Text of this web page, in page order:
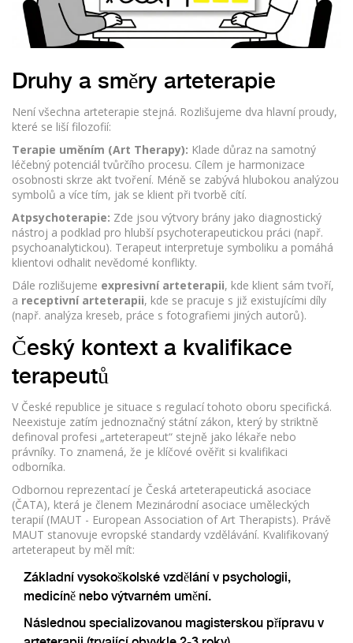
Druhy a směry arteterapie
Není všechna arteterapie stejná. Rozlišujeme dva hlavní proudy,
které se liší filozofií:
Terapie uměním (Art Therapy): Klade důraz na samotný
léčebný potenciál tvůrčího procesu. Cílem je harmonizace
osobnosti skrze akt tvoření. Méně se zabývá hlubokou analýzou
symbolů a více tím, jak se klient při tvorbě cítí.
Atpsychoterapie: Zde jsou výtvory brány jako diagnostický
nástroj a podklad pro hlubší psychoterapeutickou práci (např.
psychoanalytickou). Terapeut interpretuje symboliku a pomáhá
klientovi odhalit nevědomé konflikty.
Dále rozlišujeme expresivní arteterapii, kde klient sám tvoří,
a receptivní arteterapii, kde se pracuje s již existujícími díly
(např. analýza kreseb, práce s fotografiemi jiných autorů).
Český kontext a kvalifikace
terapeutů
V České republice je situace s regulací tohoto oboru specifická.
Neexistuje zatím jednoznačný státní zákon, který by striktně
definoval profesi „arteterapeut“ stejně jako lékaře nebo
právníky. To znamená, že je klíčové ověřit si kvalifikaci
odborníka.
Odbornou reprezentací je Česká arteterapeutická asociace
(ČATA), která je členem Mezinárodní asociace uměleckých
terapií (MAUT - European Association of Art Therapists). Právě
MAUT stanovuje evropské standardy vzdělávání. Kvalifikovaný
arteterapeut by měl mít:
Základní vysokoškolské vzdělání v psychologii,
medicíně nebo výtvarném umění.
Následnou specializovanou magisterskou přípravu v